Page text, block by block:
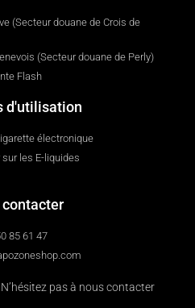
(Secteur douane de Crois de
(Secteur douane de Perly)
Flash
d'utilisation
électronique
les E-liquides
contacter
85 61 47
pas à nous contacter